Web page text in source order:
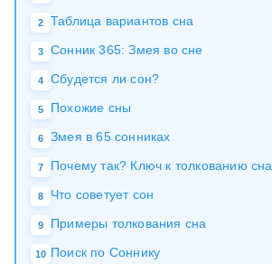
2 Таблица вариантов сна
3 Сонник 365: Змея во сне
4 Сбудется ли сон?
5 Похожие сны
6 Змея в 65 сонниках
7 Почему так? Ключ к толкованию сна
8 Что советует сон
9 Примеры толкования сна
10 Поиск по Соннику